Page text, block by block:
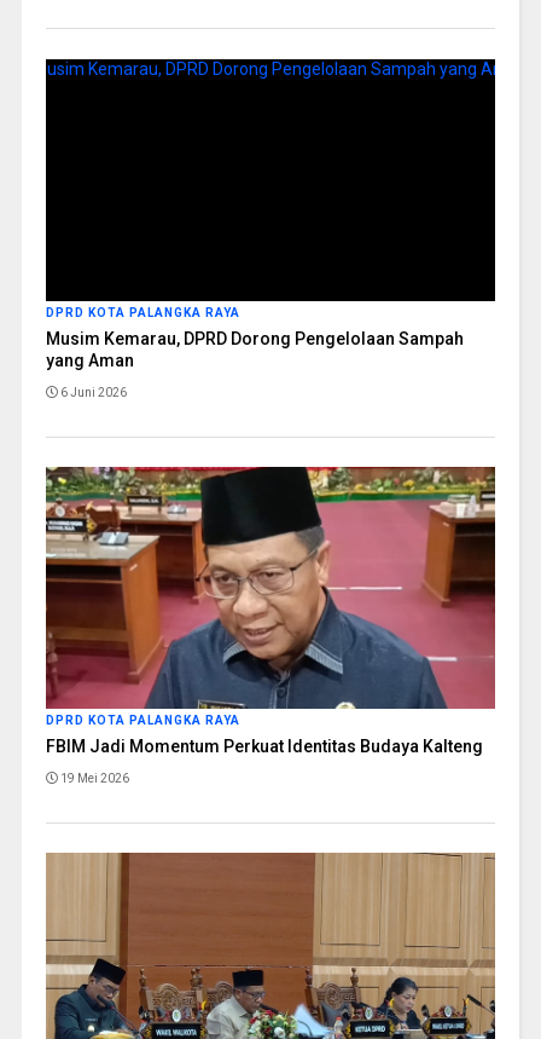
DPRD KOTA PALANGKA RAYA
Musim Kemarau, DPRD Dorong Pengelolaan Sampah
yang Aman
6 Juni 2026
DPRD KOTA PALANGKA RAYA
FBIM Jadi Momentum Perkuat Identitas Budaya Kalteng
19 Mei 2026